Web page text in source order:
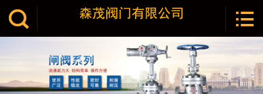

关于我们
产品中心

